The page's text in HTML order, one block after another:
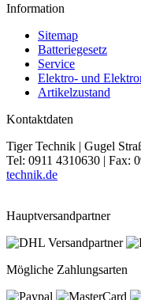
Information
Sitemap
Batteriegesetz
Service
Elektro- und
Artikelzustand
Kontaktdaten
Tiger Technik | Gugel
Tel: 0911 4310630 | Fax:
technik.de
Hauptversandpartner
Mögliche Zahlungsarten